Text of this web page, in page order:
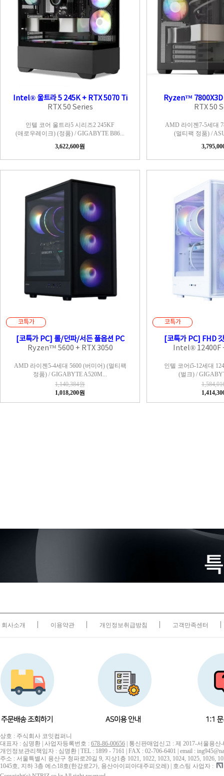
회사소개 이용약관 개인정보취급방침 고객만족센터
상호 : 주식회사 코잇컴퍼니
대표자 : 심명환 | 사업자등록번호 : 678-86-00656 | 통신판매업신고 : 제 2017-서울용산
개인정보관리책임자 : 심명환 | TEL : 1899 - 7161 | FAX : 02-706-6401 | email :
주소 : 서울특별시 용산구 청파로20길 9, 지상1층 1021, 1022, 1023, 1024, 1025, 1026,
1045호, 지하 3층 에스18호(한강로2가, 용산아이피아대주피오레) | 호스팅 사업자 :